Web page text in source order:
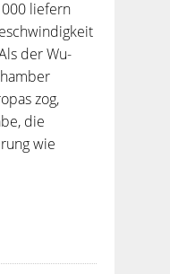
liefern
der Wu-
zog,
die
wie